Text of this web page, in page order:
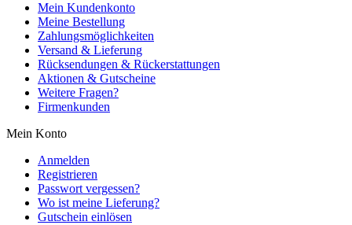
Mein Kundenkonto
Meine Bestellung
Zahlungsmöglichkeiten
Versand & Lieferung
Rücksendungen & Rückerstattungen
Aktionen & Gutscheine
Weitere Fragen?
Firmenkunden
Mein Konto
Anmelden
Registrieren
Passwort vergessen?
Wo ist meine Lieferung?
Gutschein einlösen